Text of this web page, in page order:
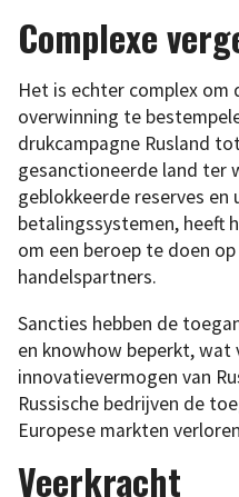
Complexe
Het is echter complex om
overwinning te
drukcampagne Rusland
gesanctioneerde land ter
geblokkeerde reserves
betalingssystemen, heeft
om een beroep te doen op
handelspartners.
Sancties hebben de
en knowhow beperkt, wat
innovatievermogen van
Russische bedrijven de
Europese markten
Veerkracht